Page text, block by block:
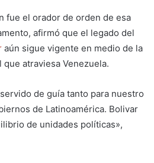
fue el orador de orden de esa
afirmó que el legado del
aún sigue vigente en medio de la
atraviesa Venezuela.
de guía tanto para nuestro
de Latinoamérica. Bolivar
de unidades políticas»,